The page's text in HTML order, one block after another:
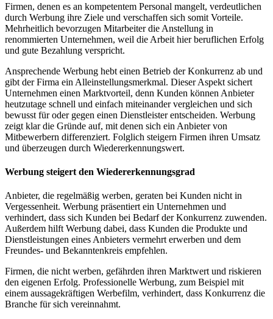
Firmen, denen es an kompetentem Personal mangelt, verdeutlichen
durch Werbung ihre Ziele und verschaffen sich somit Vorteile.
Mehrheitlich bevorzugen Mitarbeiter die Anstellung in
renommierten Unternehmen, weil die Arbeit hier beruflichen Erfolg
und gute Bezahlung verspricht.
Ansprechende Werbung hebt einen Betrieb der Konkurrenz ab und
gibt der Firma ein Alleinstellungsmerkmal. Dieser Aspekt sichert
Unternehmen einen Marktvorteil, denn Kunden können Anbieter
heutzutage schnell und einfach miteinander vergleichen und sich
bewusst für oder gegen einen Dienstleister entscheiden. Werbung
zeigt klar die Gründe auf, mit denen sich ein Anbieter von
Mitbewerbern differenziert. Folglich steigern Firmen ihren Umsatz
und überzeugen durch Wiedererkennungswert.
Werbung steigert den Wiedererkennungsgrad
Anbieter, die regelmäßig werben, geraten bei Kunden nicht in
Vergessenheit. Werbung präsentiert ein Unternehmen und
verhindert, dass sich Kunden bei Bedarf der Konkurrenz zuwenden.
Außerdem hilft Werbung dabei, dass Kunden die Produkte und
Dienstleistungen eines Anbieters vermehrt erwerben und dem
Freundes- und Bekanntenkreis empfehlen.
Firmen, die nicht werben, gefährden ihren Marktwert und riskieren
den eigenen Erfolg. Professionelle Werbung, zum Beispiel mit
einem aussagekräftigen Werbefilm, verhindert, dass Konkurrenz die
Branche für sich vereinnahmt.